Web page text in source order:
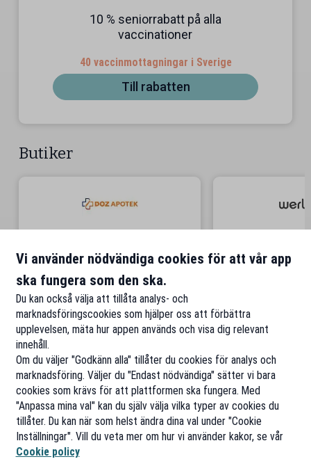
10 % seniorrabatt på alla
vaccinationer
40 vaccinmottagningar i Sverige
Till rabatten
Butiker
Vi använder nödvändiga cookies för att vår app
ska fungera som den ska.
Du kan också välja att tillåta analys- och
marknadsföringscookies som hjälper oss att förbättra
upplevelsen, mäta hur appen används och visa dig relevant
innehåll.
Om du väljer "Godkänn alla" tillåter du cookies för analys och
marknadsföring. Väljer du "Endast nödvändiga" sätter vi bara
cookies som krävs för att plattformen ska fungera. Med
"Anpassa mina val" kan du själv välja vilka typer av cookies du
tillåter. Du kan när som helst ändra dina val under "Cookie
Inställningar". Vill du veta mer om hur vi använder kakor, se vår
Cookie policy